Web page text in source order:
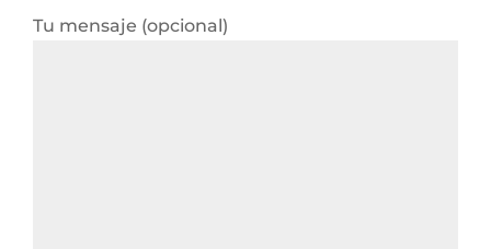
Tu mensaje (opcional)